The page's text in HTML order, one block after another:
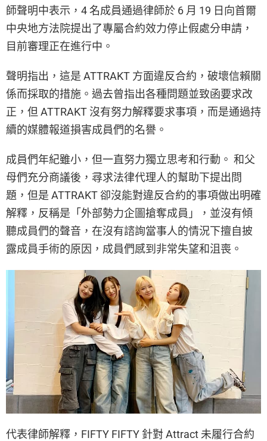
師聲明中表示，4 名成員通過律師於 6 月 19 日向首爾
中央地方法院提出了專屬合約效力停止假處分申請，
目前審理正在進行中。
聲明指出，這是 ATTRAKT 方面違反合約，破壞信賴關
係而採取的措施。過去曾指出各種問題並致函要求改
正，但 ATTRAKT 沒有努力解釋要求事項，而是通過持
續的媒體報道損害成員們的名譽。
成員們年紀雖小，但一直努力獨立思考和行動。 和父
母們充分商議後，尋求法律代理人的幫助下提出問
題，但是 ATTRAKT 卻沒能對違反合約的事項做出明確
解釋，反稱是「外部勢力企圖搶奪成員」，並沒有傾
聽成員們的聲音，在沒有諮詢當事人的情況下擅自披
露成員手術的原因，成員們感到非常失望和沮喪。
代表律師解釋，FIFTY FIFTY 針對 Attract 未履行合約